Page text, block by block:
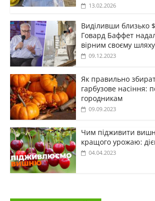
13.02.2026
Виділивши близько
Говард Баффет
вірним своєму шляху
09.12.2023
Як правильно
гарбузове насіння:
городникам
09.09.2023
Чим підживити
кращого урожаю:
04.04.2023